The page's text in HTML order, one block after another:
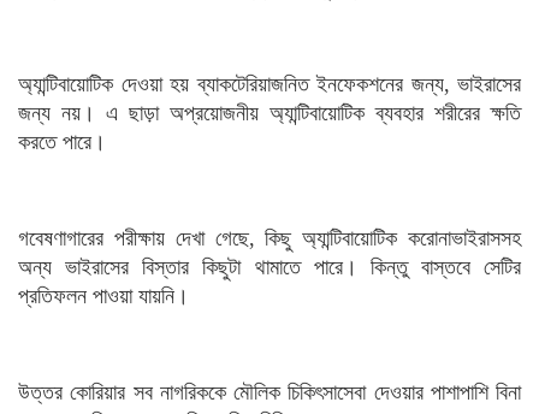
অ্যান্টিবায়োটিক দেওয়া হয় ব্যাকটেরিয়াজনিত ইনফেকশনের জন্য, ভাইরাসের
জন্য নয়। এ ছাড়া অপ্রয়োজনীয় অ্যান্টিবায়োটিক ব্যবহার শরীরের ক্ষতি
করতে পারে।
গবেষণাগারের পরীক্ষায় দেখা গেছে, কিছু অ্যান্টিবায়োটিক করোনাভাইরাসসহ
অন্য ভাইরাসের বিস্তার কিছুটা থামাতে পারে। কিন্তু বাস্তবে সেটির
প্রতিফলন পাওয়া যায়নি।
উত্তর কোরিয়ার সব নাগরিককে মৌলিক চিকিৎসাসেবা দেওয়ার পাশাপাশি বিনা